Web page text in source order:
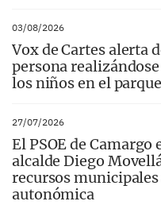
03/08/2026
Vox de Cartes alerta
persona
los niños en el
27/07/2026
El PSOE de
alcalde Diego
recursos
autonómica